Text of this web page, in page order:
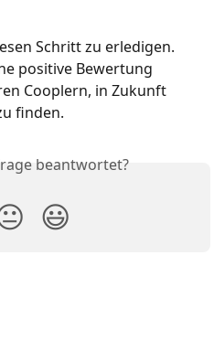
Schritt zu erledigen.
positive Bewertung
Cooplern, in Zukunft
finden.
beantwortet?
😃